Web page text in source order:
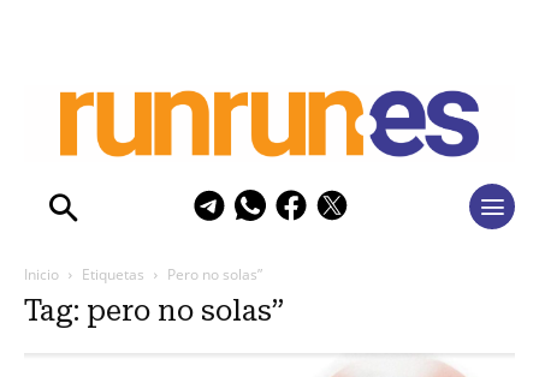
Inicio Etiquetas Pero no solas”
Tag: pero no solas”